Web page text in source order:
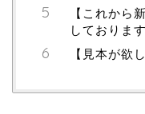
【これから
しております
【見本が欲